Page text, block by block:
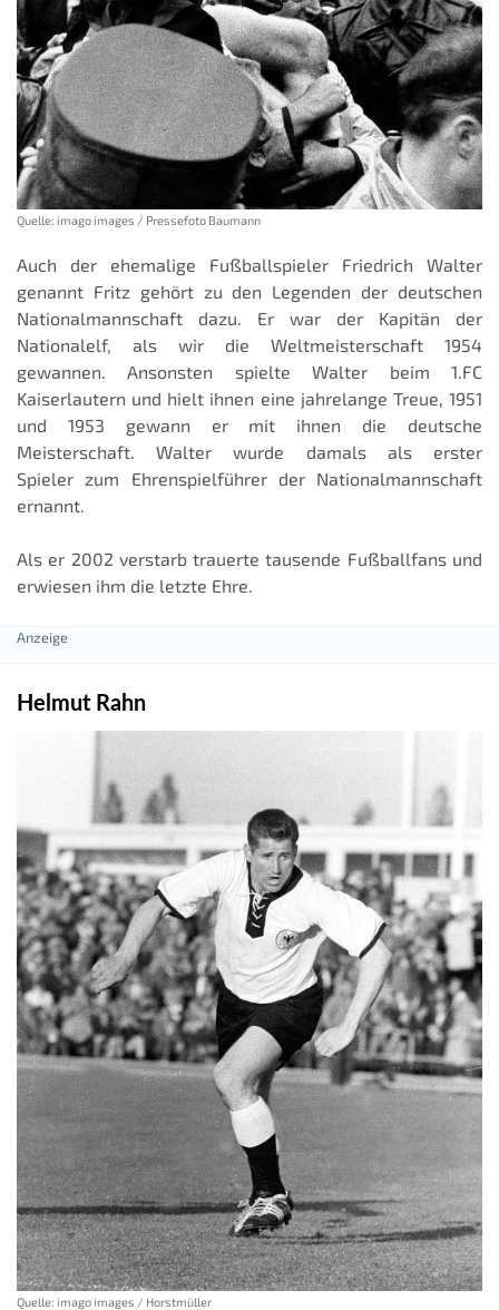
Quelle: imago images / Pressefoto Baumann
Auch der ehemalige Fußballspieler Friedrich Walter
genannt Fritz gehört zu den Legenden der deutschen
Nationalmannschaft dazu. Er war der Kapitän der
Nationalelf, als wir die Weltmeisterschaft 1954
gewannen. Ansonsten spielte Walter beim 1.FC
Kaiserlautern und hielt ihnen eine jahrelange Treue, 1951
und 1953 gewann er mit ihnen die deutsche
Meisterschaft. Walter wurde damals als erster
Spieler zum Ehrenspielführer der Nationalmannschaft
ernannt.
Als er 2002 verstarb trauerte tausende Fußballfans und
erwiesen ihm die letzte Ehre.
Helmut Rahn
Quelle: imago images / Horstmüller